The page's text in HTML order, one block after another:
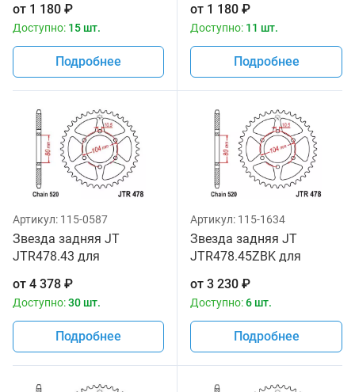
от 1 180 ₽
Доступно: 15 шт.
Подробнее
от 1 180 ₽
Доступно: 11 шт.
Подробнее
Артикул: 115-0587
Звезда задняя JT
JTR478.43 для
от 4 378 ₽
Доступно:30 шт.
Подробнее
Артикул: 115-1634
Звезда задняя JT
JTR478.45ZBK для
от 3 230 ₽
Доступно:6 шт.
Подробнее